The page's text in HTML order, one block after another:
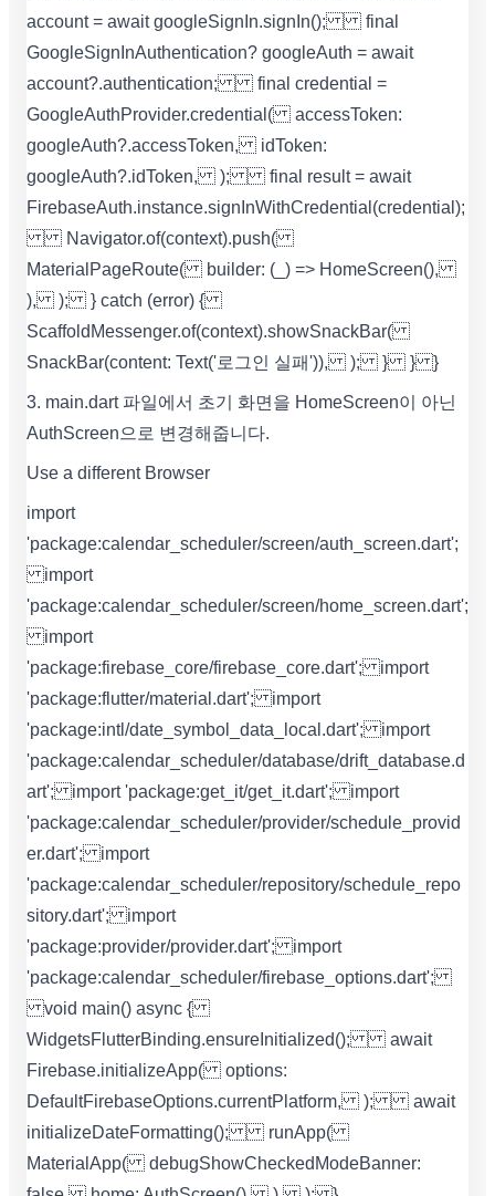
account = await googleSignIn.signIn(); final
GoogleSignInAuthentication? googleAuth = await
account?.authentication; final credential =
GoogleAuthProvider.credential( accessToken:
googleAuth?.accessToken, idToken:
googleAuth?.idToken, ); final result = await
FirebaseAuth.instance.signInWithCredential(credential);
Navigator.of(context).push(
MaterialPageRoute( builder: (_) => HomeScreen(),
), ); } catch (error) {
ScaffoldMessenger.of(context).showSnackBar(
SnackBar(content: Text('로그인 실패')), ); } } }
3. main.dart 파일에서 초기 화면을 HomeScreen이 아닌
AuthScreen으로 변경해줍니다.
Use a different Browser
import
'package:calendar_scheduler/screen/auth_screen.dart';
import
'package:calendar_scheduler/screen/home_screen.dart';
import
'package:firebase_core/firebase_core.dart'; import
'package:flutter/material.dart'; import
'package:intl/date_symbol_data_local.dart'; import
'package:calendar_scheduler/database/drift_database.d
art'; import 'package:get_it/get_it.dart'; import
'package:calendar_scheduler/provider/schedule_provid
er.dart'; import
'package:calendar_scheduler/repository/schedule_repo
sitory.dart'; import
'package:provider/provider.dart'; import
'package:calendar_scheduler/firebase_options.dart';
void main() async {
WidgetsFlutterBinding.ensureInitialized(); await
Firebase.initializeApp( options:
DefaultFirebaseOptions.currentPlatform, ); await
initializeDateFormatting(); runApp(
MaterialApp( debugShowCheckedModeBanner: